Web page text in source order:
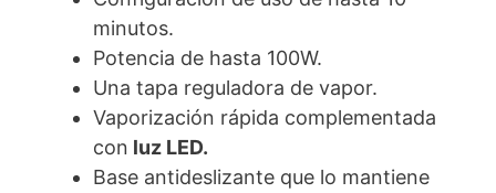
minutos.
Potencia de hasta 100W.
Una tapa reguladora de vapor.
Vaporización rápida complementada
con luz LED.
Base antideslizante que lo mantiene